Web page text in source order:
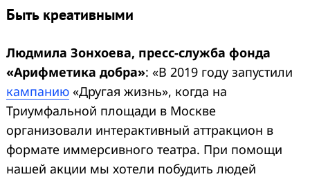
Быть креативными
Людмила Зонхоева, пресс-служба фонда
«Арифметика добра»: «В 2019 году запустили
кампанию «Другая жизнь», когда на
Триумфальной площади в Москве
организовали интерактивный аттракцион в
формате иммерсивного театра. При помощи
нашей акции мы хотели побудить людей